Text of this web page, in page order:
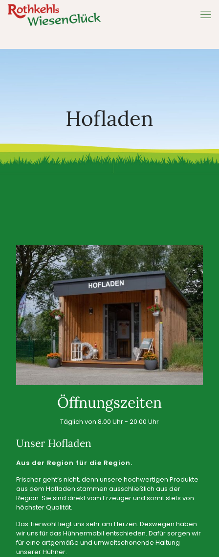
Hofladen
Öffnungszeiten
Täglich von 8.00 Uhr - 20.00 Uhr
Unser Hofladen
Aus der Region für die Region.
Frischer geht’s nicht, denn unsere hochwertigen Produkte
aus dem Hofladen stammen ausschließlich aus der
Region. Sie sind direkt vom Erzeuger und somit stets von
höchster Qualität.
Das Tierwohl liegt uns sehr am Herzen. Deswegen haben
wir uns für das Hühnermobil entschieden. Dafür sorgen wir
für eine artgemäße und umweltschonende Haltung
unserer Hühner.